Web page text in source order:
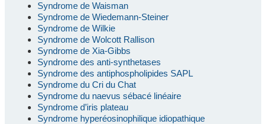
Syndrome de Waisman
Syndrome de Wiedemann-Steiner
Syndrome de Wilkie
Syndrome de Wolcott Rallison
Syndrome de Xia-Gibbs
Syndrome des anti-synthetases
Syndrome des antiphospholipides SAPL
Syndrome du Cri du Chat
Syndrome du naevus sébacé linéaire
Syndrome d’iris plateau
Syndrome hyperéosinophilique idiopathique